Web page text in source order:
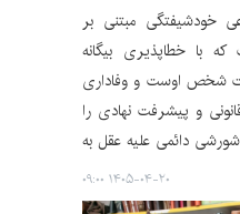
خودشیفتگی مبتنی بر
با خطاپذیری بیگانه
شخص اوست و وفاداری
و پیشرفت نهادی را
دائمی علیه عقل به
۱۴۰۵-۰۴-۲۰ ۰۹:۰۰